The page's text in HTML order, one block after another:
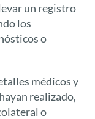
un registro
los
o
médicos y
realizado,
o